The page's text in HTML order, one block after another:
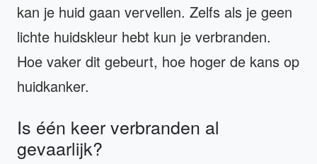
kan je huid gaan vervellen. Zelfs als je geen
lichte huidskleur hebt kun je verbranden.
Hoe vaker dit gebeurt, hoe hoger de kans op
huidkanker.
Is één keer verbranden al
gevaarlijk?